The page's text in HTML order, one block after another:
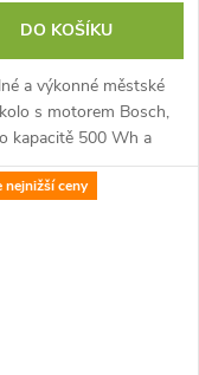
DO KOŠÍKU
a výkonné městské
s motorem Bosch,
kapacitě 500 Wh a
nábojem Shimano
nejnižší ceny